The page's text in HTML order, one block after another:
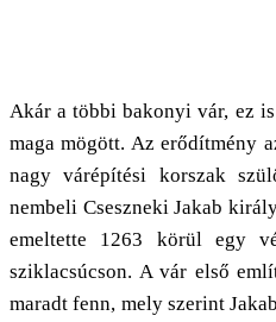
Akár a többi bakonyi vár, ez
maga mögött. Az erődítmény
nagy várépítési korszak
nembeli Cseszneki Jakab
emeltette 1263 körül egy
sziklacsúcson. A vár első
maradt fenn, mely szerint